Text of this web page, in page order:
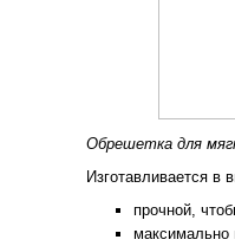
Обрешетка для
Изготавливается
прочной,
максимально